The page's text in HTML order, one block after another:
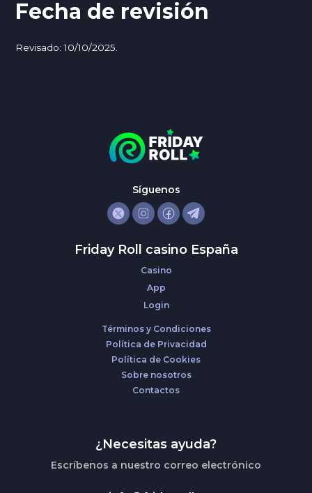
Fecha de revisión
Revisado: 10/10/2025.
Síguenos
Friday Roll casino España
Casino
App
Login
Términos y Condiciones
Política de Privacidad
Política de Cookies
Sobre nosotros
Contactos
¿Necesitas ayuda?
Escríbenos a nuestro correo electrónico